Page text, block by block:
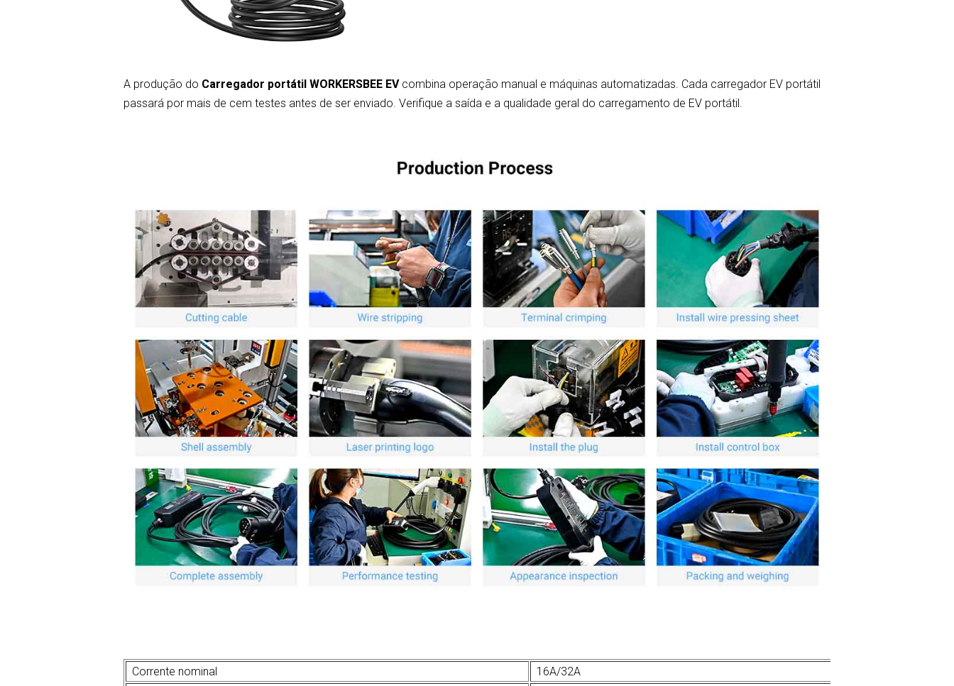
A produção do Carregador portátil WORKERSBEE EV combina operação manual e máquinas automatizadas. Cada carregador EV portátil
passará por mais de cem testes antes de ser enviado. Verifique a saída e a qualidade geral do carregamento de EV portátil.
Corrente nominal
16A/32A